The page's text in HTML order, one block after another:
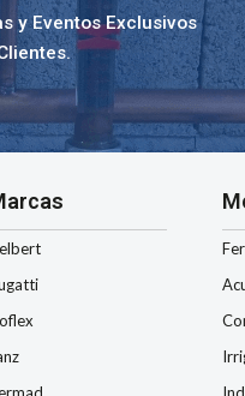
y Eventos Exclusivos